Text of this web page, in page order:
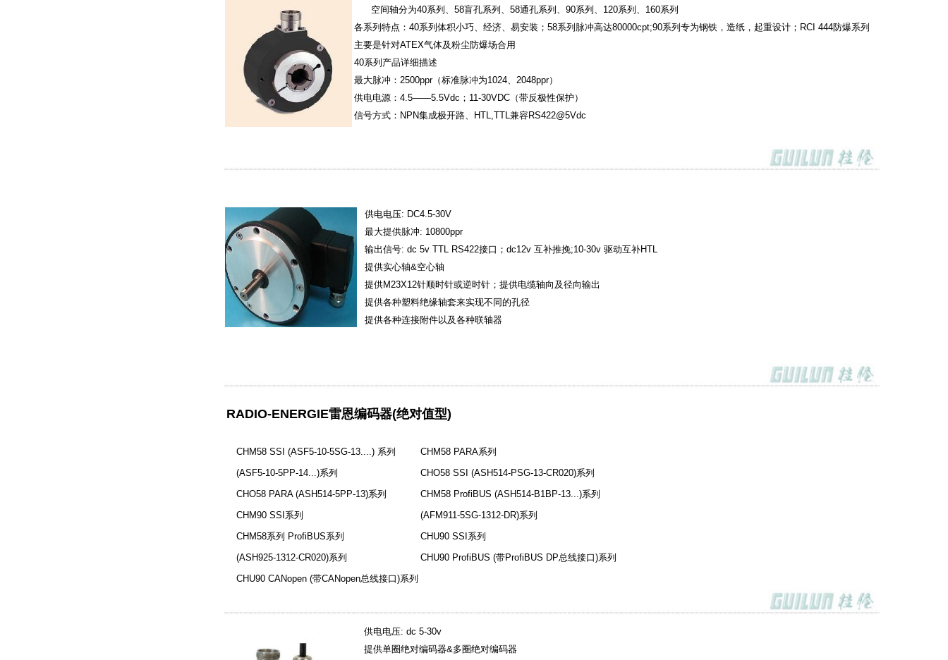
空间轴分为40系列、58盲孔系列、58通孔系列、90系列、120系列、160系列
各系列特点：40系列体积小巧、经济、易安装；58系列脉冲高达80000cpt;90系列专为钢铁，造纸，起重设计；RCI 444防爆系列
主要是针对ATEX气体及粉尘防爆场合用
40系列产品详细描述
最大脉冲：2500ppr（标准脉冲为1024、2048ppr）
供电电源：4.5——5.5Vdc；11-30VDC（带反极性保护）
信号方式：NPN集成极开路、HTL,TTL兼容RS422@5Vdc
供电电压: DC4.5-30V
最大提供脉冲: 10800ppr
输出信号: dc 5v TTL RS422接口；dc12v 互补推挽;10-30v 驱动互补HTL
提供实心轴&空心轴
提供M23X12针顺时针或逆时针；提供电缆轴向及径向输出
提供各种塑料绝缘轴套来实现不同的孔径
提供各种连接附件以及各种联轴器
RADIO-ENERGIE雷恩编码器(绝对值型)
CHM58 SSI (ASF5-10-5SG-13....) 系列
CHM58 PARA系列
(ASF5-10-5PP-14...)系列
CHO58 SSI (ASH514-PSG-13-CR020)系列
CHO58 PARA (ASH514-5PP-13)系列
CHM58 ProfiBUS (ASH514-B1BP-13...)系列
CHM90 SSI系列
(AFM911-5SG-1312-DR)系列
CHM58系列 ProfiBUS系列
CHU90 SSI系列
(ASH925-1312-CR020)系列
CHU90 ProfiBUS (带ProfiBUS DP总线接口)系列
CHU90 CANopen (带CANopen总线接口)系列
供电电压: dc 5-30v
提供单圈绝对编码器&多圈绝对编码器